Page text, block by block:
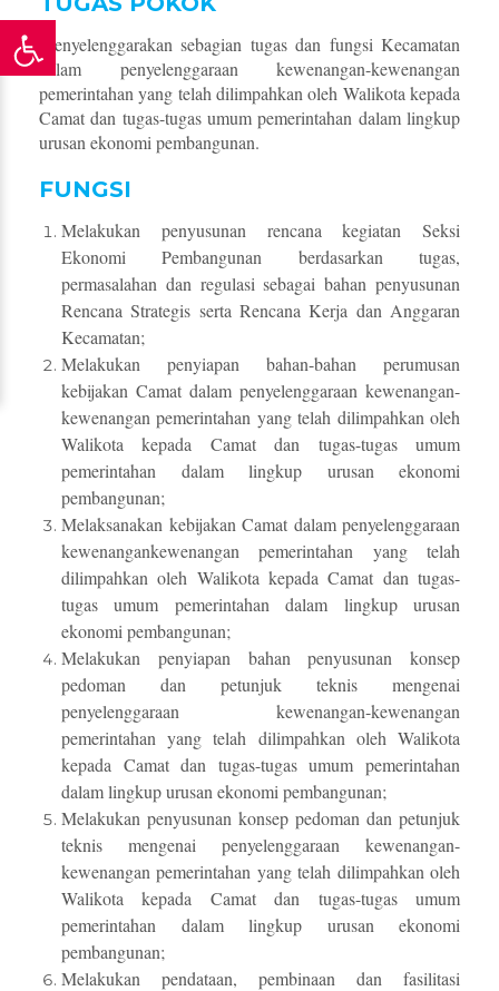
Menyelenggarakan sebagian tugas dan fungsi Kecamatan
dalam penyelenggaraan kewenangan-kewenangan
pemerintahan yang telah dilimpahkan oleh Walikota kepada
Camat dan tugas-tugas umum pemerintahan dalam lingkup
urusan ekonomi pembangunan.
FUNGSI
Melakukan penyusunan rencana kegiatan Seksi
Ekonomi Pembangunan berdasarkan tugas,
permasalahan dan regulasi sebagai bahan penyusunan
Rencana Strategis serta Rencana Kerja dan Anggaran
Kecamatan;
Melakukan penyiapan bahan-bahan perumusan
kebijakan Camat dalam penyelenggaraan kewenangan-
kewenangan pemerintahan yang telah dilimpahkan oleh
Walikota kepada Camat dan tugas-tugas umum
pemerintahan dalam lingkup urusan ekonomi
pembangunan;
Melaksanakan kebijakan Camat dalam penyelenggaraan
kewenangankewenangan pemerintahan yang telah
dilimpahkan oleh Walikota kepada Camat dan tugas-
tugas umum pemerintahan dalam lingkup urusan
ekonomi pembangunan;
Melakukan penyiapan bahan penyusunan konsep
pedoman dan petunjuk teknis mengenai
penyelenggaraan kewenangan-kewenangan
pemerintahan yang telah dilimpahkan oleh Walikota
kepada Camat dan tugas-tugas umum pemerintahan
dalam lingkup urusan ekonomi pembangunan;
Melakukan penyusunan konsep pedoman dan petunjuk
teknis mengenai penyelenggaraan kewenangan-
kewenangan pemerintahan yang telah dilimpahkan oleh
Walikota kepada Camat dan tugas-tugas umum
pemerintahan dalam lingkup urusan ekonomi
pembangunan;
Melakukan pendataan, pembinaan dan fasilitasi